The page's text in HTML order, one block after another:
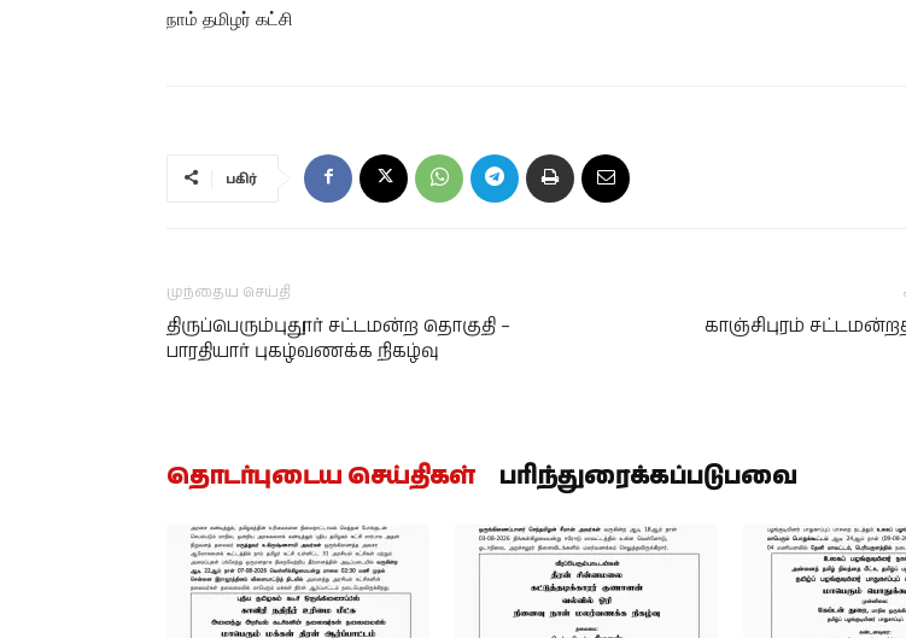
நாம் தமிழர் கட்சி
பகிர்
முந்தைய செய்தி
திருப்பெரும்புதூர் சட்டமன்ற தொகுதி –
பாரதியார் புகழ்வணக்க நிகழ்வு
காஞ்சிபுரம்
தொடர்புடைய செய்திகள் பரிந்துரைக்கப்படுபவை